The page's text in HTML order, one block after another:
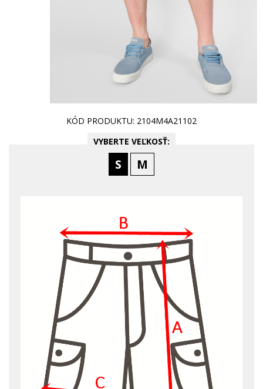
KÓD PRODUKTU: 2104M4A21102
VYBERTE VEĽKOSŤ:
S M